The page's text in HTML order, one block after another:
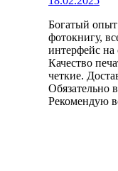
Богатый
фотокнигу,
интерфейс на
Качество
четкие.
Обязательно
Рекомендую